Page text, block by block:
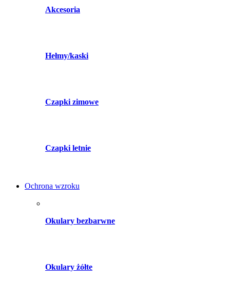
Akcesoria
Hełmy/kaski
Czapki zimowe
Czapki letnie
Ochrona wzroku
Okulary bezbarwne
Okulary żółte